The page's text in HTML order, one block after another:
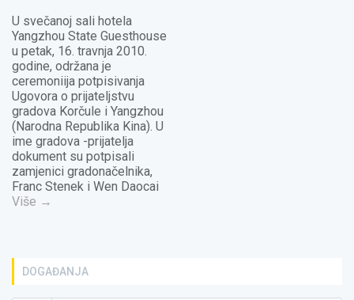
U svečanoj sali hotela
Yangzhou State Guesthouse
u petak, 16. travnja 2010.
godine, održana je
ceremoniija potpisivanja
Ugovora o prijateljstvu
gradova Korčule i Yangzhou
(Narodna Republika Kina). U
ime gradova -prijatelja
dokument su potpisali
zamjenici gradonačelnika,
Franc Stenek i Wen Daocai
Više →
DOGAĐANJA